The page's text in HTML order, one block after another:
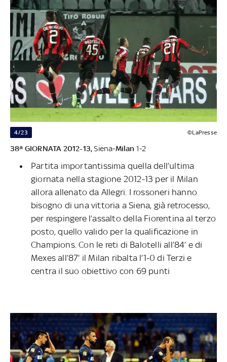
4/23 ©LaPresse
38ª GIORNATA 2012-13,Siena-Milan 1-2
Partita importantissima quella dell’ultima
giornata nella stagione 2012-13 per il Milan
allora allenato da Allegri. I rossoneri hanno
bisogno di una vittoria a Siena, già retrocesso,
per respingere l’assalto della Fiorentina al terzo
posto, quello valido per la qualificazione in
Champions. Con le reti di Balotelli all’84’ e di
Mexes all’87’ il Milan ribalta l’1-0 di Terzi e
centra il suo obiettivo con 69 punti